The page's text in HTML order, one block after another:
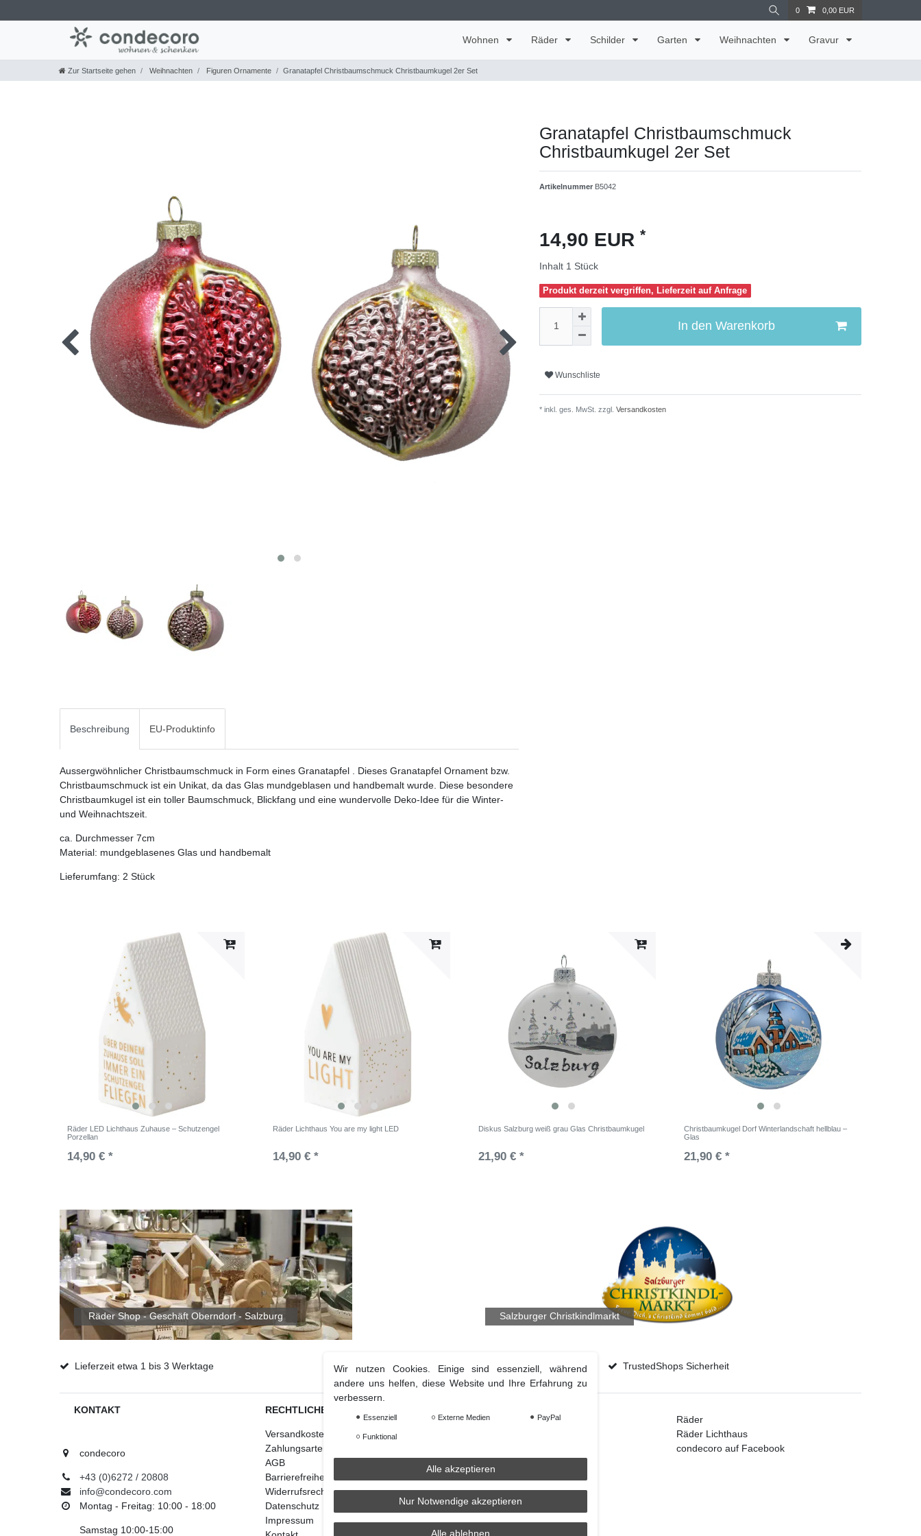
0 0,00 EUR
Wohnen Räder Schilder Garten Weihnachten Gravur
Zur Startseite gehen Weihnachten Figuren Ornamente Granatapfel Christbaumschmuck Christbaumkugel 2er Set
Granatapfel Christbaumschmuck
Christbaumkugel 2er Set
Artikelnummer B5042
14,90 EUR *
Inhalt 1 Stück
Produkt derzeit vergriffen, Lieferzeit auf Anfrage
In den Warenkorb
Wunschliste
* inkl. ges. MwSt. zzgl. Versandkosten
Beschreibung EU-Produktinfo
Aussergwöhnlicher Christbaumschmuck in Form eines Granatapfel . Dieses Granatapfel Ornament bzw.
Christbaumschmuck ist ein Unikat, da das Glas mundgeblasen und handbemalt wurde. Diese besondere
Christbaumkugel ist ein toller Baumschmuck, Blickfang und eine wundervolle Deko-Idee für die Winter-
und Weihnachtszeit.
ca. Durchmesser 7cm
Material: mundgeblasenes Glas und handbemalt
Lieferumfang: 2 Stück
Räder LED Lichthaus Zuhause – Schutzengel
Porzellan
14,90 € *
Räder Lichthaus You are my light LED
14,90 € *
Diskus Salzburg weiß grau Glas Christbaumkugel
21,90 € *
Christbaumkugel Dorf Winterlandschaft hellblau –
Glas
21,90 € *
Räder Shop - Geschäft Oberndorf - Salzburg Salzburger Christkindlmarkt
Lieferzeit etwa 1 bis 3 Werktage Kostenloser Versand Ab € 70 (DE & AT) TrustedShops Sicherheit
KONTAKT
condecoro
+43 (0)6272 / 20808
info@condecoro.com
Montag - Freitag: 10:00 - 18:00
Samstag 10:00-15:00
RECHTLICHES
Versandkosten
Zahlungsarten
AGB
Barrierefreiheitserklärung
Widerrufsrecht
Datenschutz
Impressum
Weihnachtsdeko
Räder
Räder Lichthaus
condecoro auf Facebook
Wir nutzen Cookies. Einige sind essenziell, während
andere uns helfen, diese Website und Ihre Erfahrung zu
verbessern.
Essenziell Externe Medien PayPal
Funktional
Alle akzeptieren
Nur Notwendige akzeptieren
Alle ablehnen